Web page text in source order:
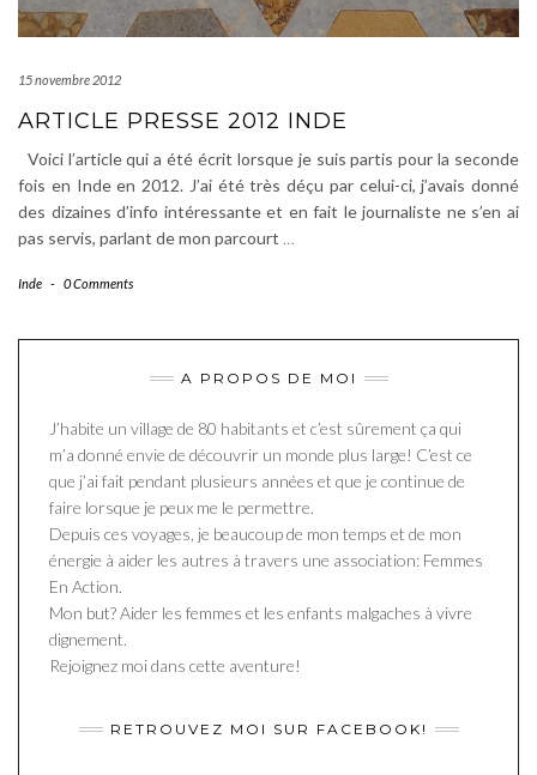
15 novembre 2012
ARTICLE PRESSE 2012 INDE
Voici l’article qui a été écrit lorsque je suis partis pour la seconde
fois en Inde en 2012. J’ai été très déçu par celui-ci, j’avais donné
des dizaines d’info intéressante et en fait le journaliste ne s’en ai
pas servis, parlant de mon parcourt …
Inde - 0 Comments
A PROPOS DE MOI
J’habite un village de 80 habitants et c’est sûrement ça qui
m’a donné envie de découvrir un monde plus large! C’est ce
que j’ai fait pendant plusieurs années et que je continue de
faire lorsque je peux me le permettre.
Depuis ces voyages, je beaucoup de mon temps et de mon
énergie à aider les autres à travers une association: Femmes
En Action.
Mon but? Aider les femmes et les enfants malgaches à vivre
dignement.
Rejoignez moi dans cette aventure!
RETROUVEZ MOI SUR FACEBOOK!